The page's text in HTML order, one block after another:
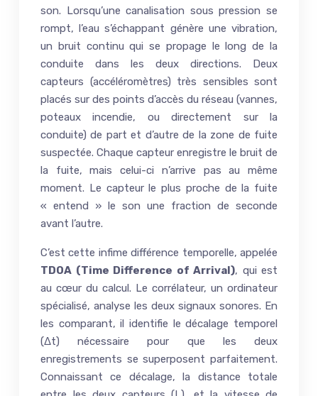
son. Lorsqu’une canalisation sous pression se
rompt, l’eau s’échappant génère une vibration,
un bruit continu qui se propage le long de la
conduite dans les deux directions. Deux
capteurs (accéléromètres) très sensibles sont
placés sur des points d’accès du réseau (vannes,
poteaux incendie, ou directement sur la
conduite) de part et d’autre de la zone de fuite
suspectée. Chaque capteur enregistre le bruit de
la fuite, mais celui-ci n’arrive pas au même
moment. Le capteur le plus proche de la fuite
« entend » le son une fraction de seconde
avant l’autre.
C’est cette infime différence temporelle, appelée
TDOA (Time Difference of Arrival), qui est
au cœur du calcul. Le corrélateur, un ordinateur
spécialisé, analyse les deux signaux sonores. En
les comparant, il identifie le décalage temporel
(Δt) nécessaire pour que les deux
enregistrements se superposent parfaitement.
Connaissant ce décalage, la distance totale